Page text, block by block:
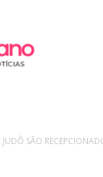
SÃO